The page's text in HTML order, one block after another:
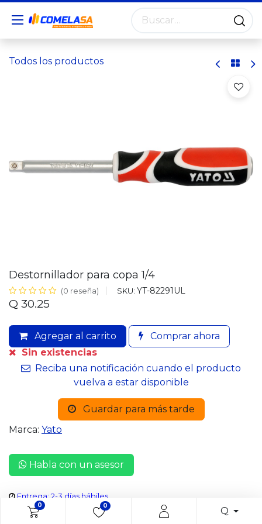
0 0 Q
Todos los productos
Destornillador para copa 1/4
(0 reseña) SKU: YT-82291UL
Q 30.25
Agregar al carrito
Comprar ahora
Sin existencias
Reciba una notificación cuando el producto
vuelva a estar disponible
Guardar para más tarde
Marca: Yato
Habla con un asesor
Entrega: 2-3 días hábiles